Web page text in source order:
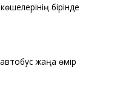
бірінде
жаңа өмір